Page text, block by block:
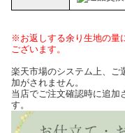
※お返しする余り生地の量
ございます。
楽天市場のシステム上、ご
加がされません。
当店でご注文確認時に追加
す。